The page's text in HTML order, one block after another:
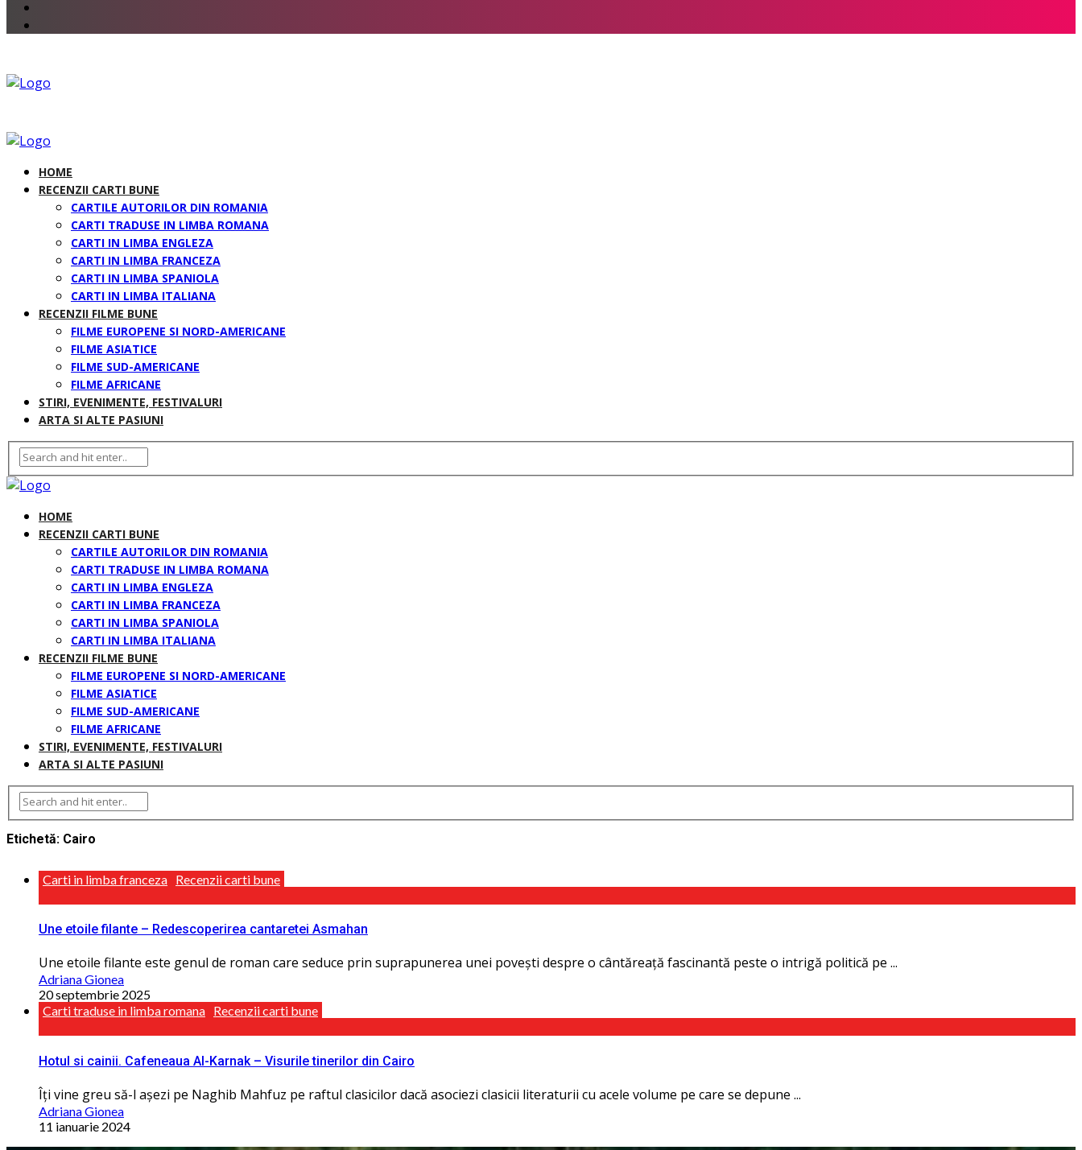
HOME
RECENZII CARTI BUNE
CARTILE AUTORILOR DIN ROMANIA
CARTI TRADUSE IN LIMBA ROMANA
CARTI IN LIMBA ENGLEZA
CARTI IN LIMBA FRANCEZA
CARTI IN LIMBA SPANIOLA
CARTI IN LIMBA ITALIANA
RECENZII FILME BUNE
FILME EUROPENE SI NORD-AMERICANE
FILME ASIATICE
FILME SUD-AMERICANE
FILME AFRICANE
STIRI, EVENIMENTE, FESTIVALURI
ARTA SI ALTE PASIUNI
HOME
RECENZII CARTI BUNE
CARTILE AUTORILOR DIN ROMANIA
CARTI TRADUSE IN LIMBA ROMANA
CARTI IN LIMBA ENGLEZA
CARTI IN LIMBA FRANCEZA
CARTI IN LIMBA SPANIOLA
CARTI IN LIMBA ITALIANA
RECENZII FILME BUNE
FILME EUROPENE SI NORD-AMERICANE
FILME ASIATICE
FILME SUD-AMERICANE
FILME AFRICANE
STIRI, EVENIMENTE, FESTIVALURI
ARTA SI ALTE PASIUNI
Etichetă: Cairo
Carti in limba franceza Recenzii carti bune
Une etoile filante – Redescoperirea cantaretei Asmahan
Une etoile filante este genul de roman care seduce prin suprapunerea unei povești despre o cântăreaţă fascinantă peste o intrigă politică pe ...
Adriana Gionea
20 septembrie 2025
Carti traduse in limba romana Recenzii carti bune
Hotul si cainii. Cafeneaua Al-Karnak – Visurile tinerilor din Cairo
Îţi vine greu să-l așezi pe Naghib Mahfuz pe raftul clasicilor dacă asociezi clasicii literaturii cu acele volume pe care se depune ...
Adriana Gionea
11 ianuarie 2024